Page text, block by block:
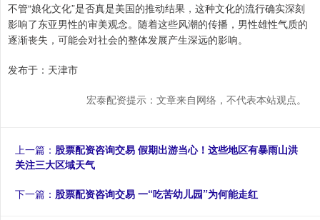
不管“娘化文化”是否真是美国的推动结果，这种文化的流行确实深刻
影响了东亚男性的审美观念。随着这些风潮的传播，男性雄性气质的
逐渐丧失，可能会对社会的整体发展产生深远的影响。
发布于：天津市
宏泰配资提示：文章来自网络，不代表本站观点。
上一篇： 股票配资咨询交易 假期出游当心！这些地区有暴雨山洪
关注三大区域天气
下一篇： 股票配资咨询交易 一“吃苦幼儿园”为何能走红